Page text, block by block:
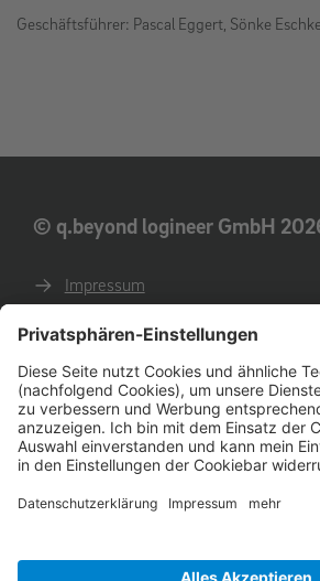
Geschäftsführer: Pascal Eggert, Sönke Eschke
© q.beyond logineer GmbH
Impressum
AGB
AEB
Verhaltenskodex für
English website